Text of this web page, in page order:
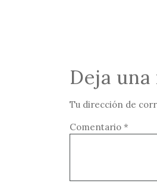
Deja
Tu dirección de
Comentario *